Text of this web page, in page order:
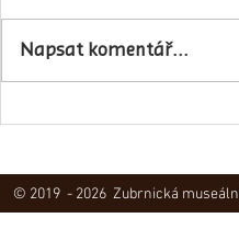
Napsat komentář...
© 2019 - 2026 Zubrnická